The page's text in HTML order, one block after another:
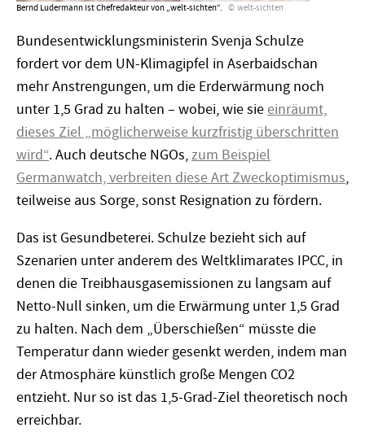
Bernd Ludermann ist Chefredakteur von „welt-sichten“. welt-sichten
Bundesentwicklungsministerin Svenja Schulze
fordert vor dem UN-Klimagipfel in Aserbaidschan
mehr Anstrengungen, um die Erderwärmung noch
unter 1,5 Grad zu halten – wobei, wie sie einräumt,
dieses Ziel „möglicherweise kurzfristig überschritten
wird“. Auch deutsche NGOs,zum Beispiel
Germanwatch, verbreiten diese Art Zweckoptimismus,
teilweise aus Sorge, sonst Resignation zu fördern.
Das ist Gesundbeterei. Schulze bezieht sich auf
Szenarien unter anderem des Weltklimarates IPCC, in
denen die Treibhausgasemissionen zu langsam auf
Netto-Null sinken, um die Erwärmung unter 1,5 Grad
zu halten. Nach dem „Überschießen“ müsste die
Temperatur dann wieder gesenkt werden, indem man
der Atmosphäre künstlich große Mengen CO2
entzieht. Nur so ist das 1,5-Grad-Ziel theoretisch noch
erreichbar.